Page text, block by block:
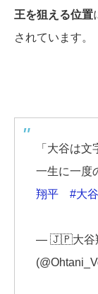
王を狙える位置
されています。
「大谷は
一生に一度
翔平
#大谷
— 🇯🇵大谷